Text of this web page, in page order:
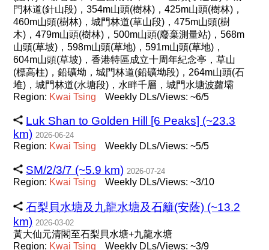
門林道(針山段)，354m山頭(樹林)，425m山頭(樹林)，
460m山頭(樹林)，城門林道(草山段)，475m山頭(樹
木)，479m山頭(樹林)，500m山頭(廢棄測量站)，568m
山頭(草坡)，598m山頭(草地)，591m山頭(草地)，
604m山頭(草坡)，香港特區成立十周年紀念亭，草山
(標高柱)，鉛礦坳，城門林道(鉛礦坳段)，264m山頭(石
堆)，城門林道(水塘段)，水畔千層，城門水塘波蘿壩
Region: Kwai Tsing Weekly DLs/Views: ~6/5
Luk Shan to Golden Hill [6 Peaks] (~23.3
km) 2026-06-24
Region: Kwai Tsing Weekly DLs/Views: ~5/5
SM/2/3/7 (~5.9 km) 2026-07-24
Region: Kwai Tsing Weekly DLs/Views: ~3/10
石梨貝水塘及九龍水塘及石籬(安蔭) (~13.2
km) 2026-03-02
黃大仙元清閣至石梨貝水塘+九龍水塘
Region: Kwai Tsing Weekly DLs/Views: ~3/9